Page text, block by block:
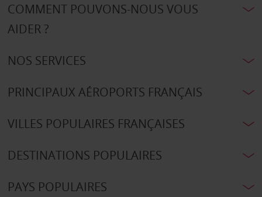
COMMENT POUVONS-NOUS VOUS
AIDER ?
NOS SERVICES
PRINCIPAUX AÉROPORTS FRANÇAIS
VILLES POPULAIRES FRANÇAISES
DESTINATIONS POPULAIRES
PAYS POPULAIRES